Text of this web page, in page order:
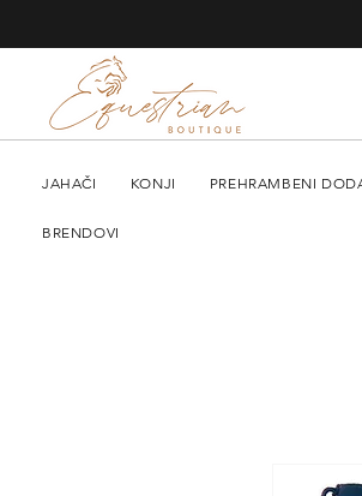
JAHAČI KONJI PREHRAMBENI
BRENDOVI